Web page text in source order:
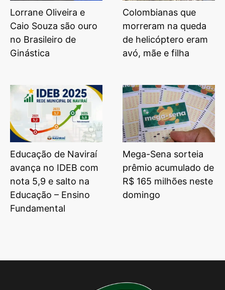
Lorrane Oliveira e
Caio Souza são ouro
no Brasileiro de
Ginástica
Colombianas que
morreram na queda
de helicóptero eram
avó, mãe e filha
Educação de Naviraí
avança no IDEB com
nota 5,9 e salto na
Educação – Ensino
Fundamental
Mega-Sena sorteia
prêmio acumulado de
R$ 165 milhões neste
domingo